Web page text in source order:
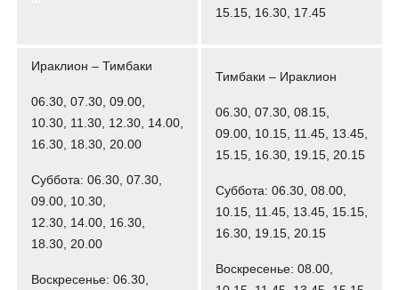
15.15, 16.30, 17.45
Ираклион – Тимбаки
06.30, 07.30, 09.00,
10.30, 11.30, 12.30, 14.00,
16.30, 18.30, 20.00
Суббота: 06.30, 07.30,
09.00, 10.30,
12.30, 14.00, 16.30,
18.30, 20.00
Воскресенье: 06.30,
Тимбаки – Ираклион
06.30, 07.30, 08.15,
09.00, 10.15, 11.45, 13.45,
15.15, 16.30, 19.15, 20.15
Суббота: 06.30, 08.00,
10.15, 11.45, 13.45, 15.15,
16.30, 19.15, 20.15
Воскресенье: 08.00,